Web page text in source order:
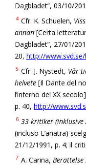
Dagbladet”, 03/10/
4 Cfr. K. Schuelen,
annan [Certa
Dagbladet”, 27/01/
20, http://www.svd.se/
5 Cfr. J. Nystedt, Vår
helvete [Il Dante del
l’inferno del XX
p. 40, http://
6 33 kritiker (inklusive
(incluso L’anatra)
21/12/1991, p. 4; il
7 A. Carina,